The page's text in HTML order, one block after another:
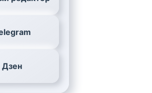
Дзен